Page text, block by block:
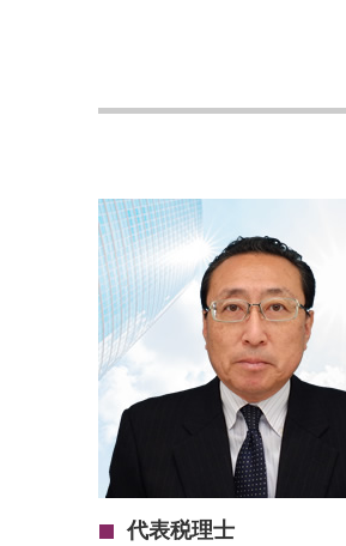
代表税理士